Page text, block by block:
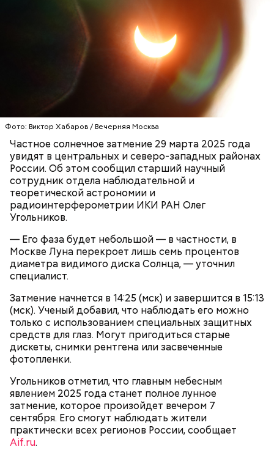
Фото: Виктор Хабаров / Вечерняя Москва
Частное солнечное затмение 29 марта 2025 года
увидят в центральных и северо-западных районах
России. Об этом сообщил старший научный
сотрудник отдела наблюдательной и
теоретической астрономии и
радиоинтерферометрии ИКИ РАН Олег
Угольников.
— Его фаза будет небольшой — в частности, в
Москве Луна перекроет лишь семь процентов
диаметра видимого диска Солнца, — уточнил
специалист.
Затмение начнется в 14:25 (мск) и завершится в 15:13
(мск). Ученый добавил, что наблюдать его можно
только с использованием специальных защитных
средств для глаз. Могут пригодиться старые
дискеты, снимки рентгена или засвеченные
фотопленки.
Угольников отметил, что главным небесным
явлением 2025 года станет полное лунное
затмение, которое произойдет вечером 7
сентября. Его смогут наблюдать жители
практически всех регионов России, сообщает
Aif.ru.
Спагетти из кабачков
Ингредиенты:
— В дыне содержится много сахара, который
представлен фруктозой. С одной стороны — это
хорошо, потому что дает энергию. Но важно
Терапевт Кондрахин назвал
продукты и напитки, которые
Ранние плоды, по словам врача, лучше не есть:
Чистит сосуды и защищает от